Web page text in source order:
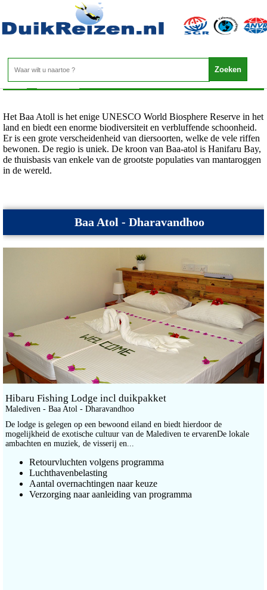
Malediven - Baa Atol
Home>Malediven>Baa Atol
Het Baa Atoll is het enige UNESCO World Biosphere Reserve in het
land en biedt een enorme biodiversiteit en verbluffende schoonheid.
Er is een grote verscheidenheid van diersoorten, welke de vele riffen
bewonen. De regio is uniek. De kroon van Baa-atol is Hanifaru Bay,
de thuisbasis van enkele van de grootste populaties van mantaroggen
in de wereld.
Baa Atol - Dharavandhoo
Hibaru Fishing Lodge incl duikpakket
Malediven - Baa Atol - Dharavandhoo
De lodge is gelegen op een bewoond eiland en biedt hierdoor de
mogelijkheid de exotische cultuur van de Malediven te ervarenDe lokale
ambachten en muziek, de visserij en...
Retourvluchten volgens programma
Luchthavenbelasting
Aantal overnachtingen naar keuze
Verzorging naar aanleiding van programma